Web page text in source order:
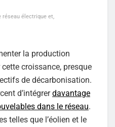
réseau électrique et,
la production
croissance, presque
de décarbonisation.
d’intégrerdavantage
dans le réseau.
telles que l’éolien et le